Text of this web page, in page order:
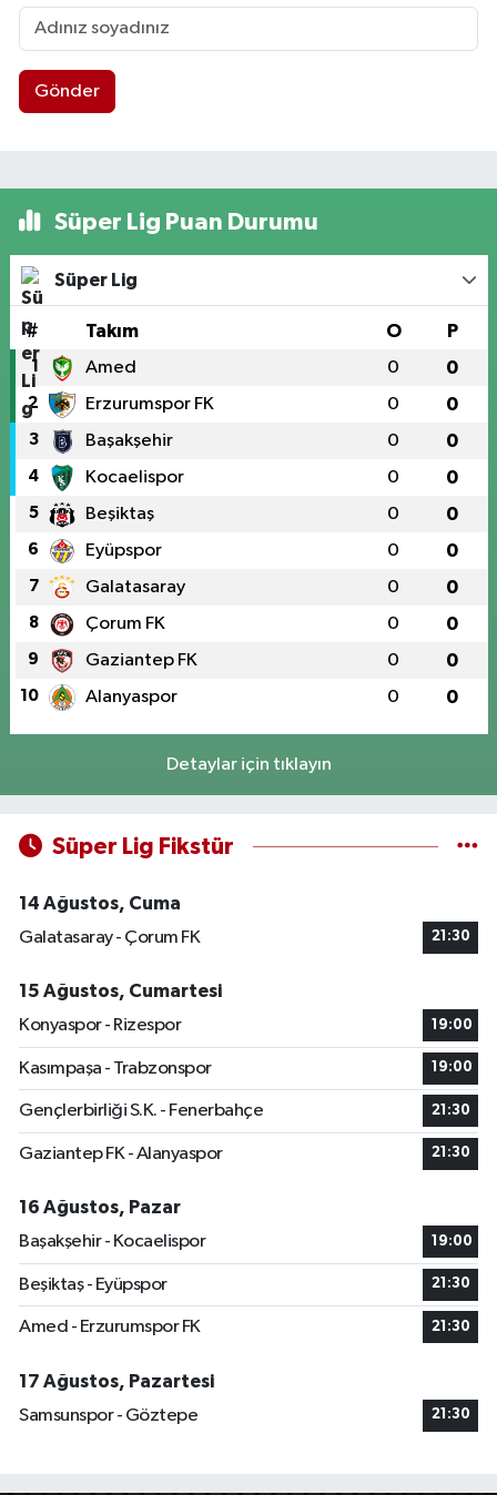
Gönder
Süper Lig Puan Durumu
Süper Lig
# Takım O P
1 Amed 0 0
2 Erzurumspor FK 0 0
3 Başakşehir 0 0
4 Kocaelispor 0 0
5 Beşiktaş 0 0
6 Eyüpspor 0 0
7 Galatasaray 0 0
8 Çorum FK 0 0
9 Gaziantep FK 0 0
10 Alanyaspor 0 0
Detaylar için tıklayın
Süper Lig Fikstür
14 Ağustos, Cuma
Galatasaray - Çorum FK
21:30
15 Ağustos, Cumartesi
Konyaspor - Rizespor
19:00
Kasımpaşa - Trabzonspor 19:00
Gençlerbirliği S.K. - Fenerbahçe 21:30
Gaziantep FK - Alanyaspor 21:30
16 Ağustos, Pazar
Başakşehir - Kocaelispor
19:00
Beşiktaş - Eyüpspor 21:30
Amed - Erzurumspor FK 21:30
17 Ağustos, Pazartesi
Samsunspor - Göztepe
21:30